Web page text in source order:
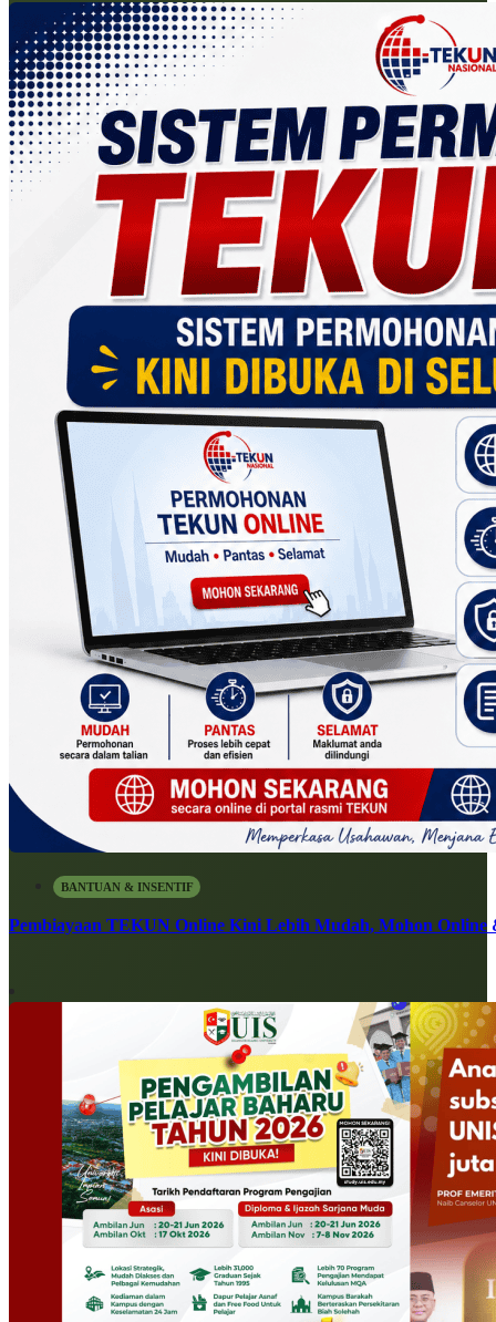
BANTUAN & INSENTIF
Pembiayaan TEKUN Online Kini Lebih Mudah, Mohon Online